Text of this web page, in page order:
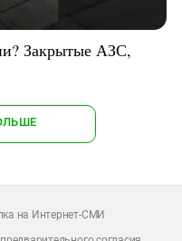
Закрытые АЗС,
на Интернет-СМИ